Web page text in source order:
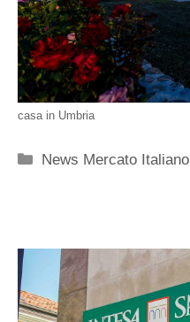
casa in Umbria
Categorie
News Mercato Italiano